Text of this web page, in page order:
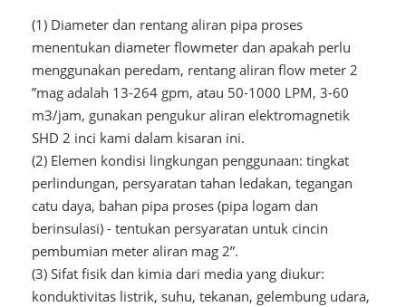
(1) Diameter dan rentang aliran pipa proses
menentukan diameter flowmeter dan apakah perlu
menggunakan peredam, rentang aliran flow meter 2
”mag adalah 13-264 gpm, atau 50-1000 LPM, 3-60
m3/jam, gunakan pengukur aliran elektromagnetik
SHD 2 inci kami dalam kisaran ini.
(2) Elemen kondisi lingkungan penggunaan: tingkat
perlindungan, persyaratan tahan ledakan, tegangan
catu daya, bahan pipa proses (pipa logam dan
berinsulasi) - tentukan persyaratan untuk cincin
pembumian meter aliran mag 2”.
(3) Sifat fisik dan kimia dari media yang diukur:
konduktivitas listrik, suhu, tekanan, gelembung udara,